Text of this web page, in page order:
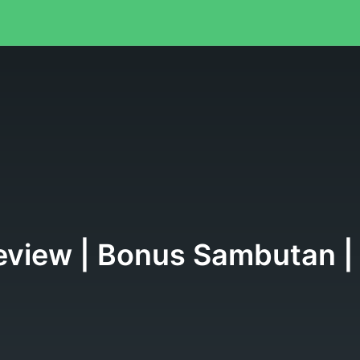
| Bonus Sambutan